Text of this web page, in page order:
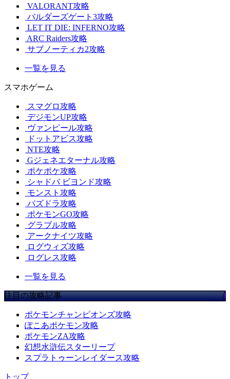
VALORANT攻略
バルダーズゲート3攻略
LET IT DIE: INFERNO攻略
ARC Raiders攻略
サブノーティカ2攻略
一覧を見る
スマホゲーム
スマグロ攻略
デジモンUP攻略
ヴァンピール攻略
ドットアビス攻略
NTE攻略
Gジェネエターナル攻略
ポケポケ攻略
シャドバ ビヨンド攻略
モンスト攻略
パズドラ攻略
ポケモンGO攻略
グラブル攻略
アークナイツ攻略
ログウィズ攻略
ログレス攻略
一覧を見る
注目の攻略記事
ポケモンチャンピオンズ攻略
ぽこあポケモン攻略
ポケモンZA攻略
幻想水滸伝スターリープ
スプラトゥーンレイダース攻略
トップ